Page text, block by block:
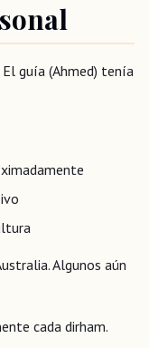
guía (Ahmed) tenía
Algunos aún
cada dirham.